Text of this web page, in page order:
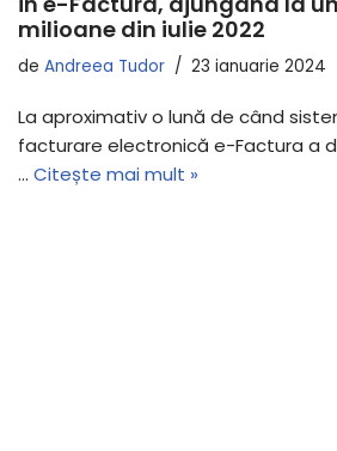
milioane din iulie 2022
de Andreea Tudor 23 ianuarie 2024
La aproximativ o lună de când
facturare electronică e-Factura a
… Citește mai mult »